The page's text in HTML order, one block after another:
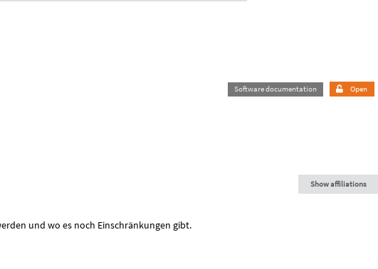
Software documentation Open
Show affiliations
und wo es noch Einschränkungen gibt.